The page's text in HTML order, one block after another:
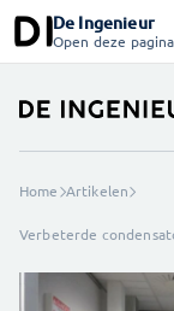
De Ingenieur
Open deze
Home Artikelen
Verbeterde